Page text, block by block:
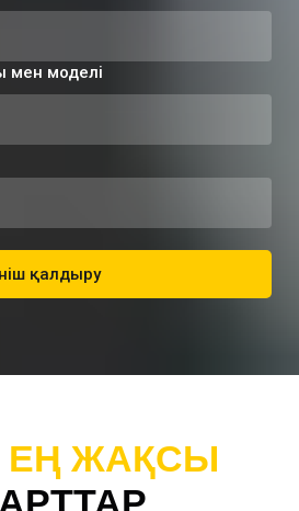
мен моделі
қалдыру
ЕҢ ЖАҚСЫ